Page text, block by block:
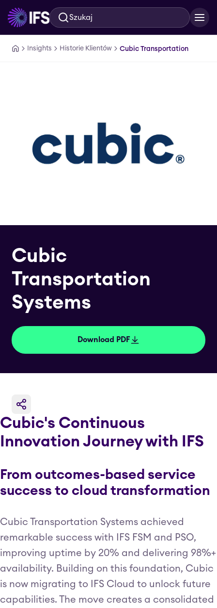
Przejdź do głównej treści
Szukaj
Insights Historie Klientów Cubic Transportation
Cubic
Transportation
Systems
Download PDF
Cubic's Continuous
Innovation Journey with IFS
From outcomes-based service
success to cloud transformation
Cubic Transportation Systems achieved
remarkable success with IFS FSM and PSO,
improving uptime by 20% and delivering 98%+
availability. Building on this foundation, Cubic
is now migrating to IFS Cloud to unlock future
capabilities. The move creates a consolidated